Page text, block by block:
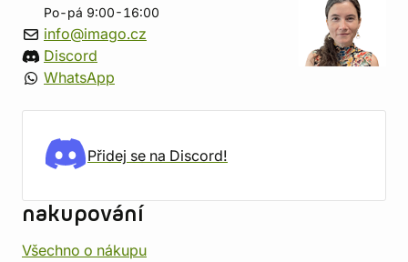
Po-pá 9:00-16:00
info@imago.cz
Discord
WhatsApp
Přidej se na Discord!
nakupování
Všechno o nákupu